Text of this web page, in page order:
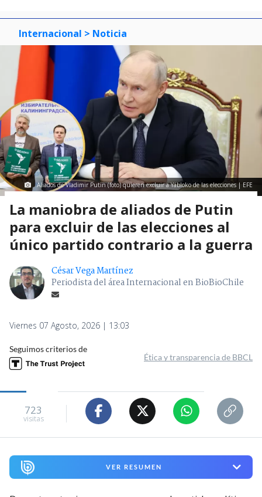
Internacional > Noticia
Aliados de Vladimir Putin (foto) quieren excluir a Yábloko de las elecciones | EFE
La maniobra de aliados de Putin
para excluir de las elecciones al
único partido contrario a la guerra
César Vega Martínez
Periodista del área Internacional en BioBioChile
Viernes 07 Agosto, 2026 | 13:03
Seguimos criterios de
Ética y transparencia de BBCL
723
visitas
VER RESUMEN